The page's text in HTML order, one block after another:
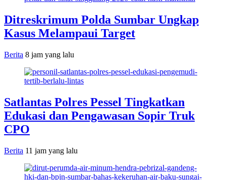
Ditreskrimum Polda Sumbar Ungkap
Kasus Melampaui Target
Berita 8 jam yang lalu
Satlantas Polres Pessel Tingkatkan
Edukasi dan Pengawasan Sopir Truk
CPO
Berita 11 jam yang lalu